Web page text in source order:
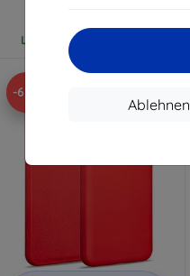
Ablehnen
Letztes Stück auf Lager
-65%